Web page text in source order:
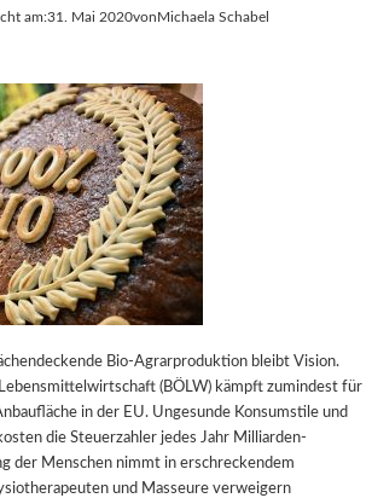
am:31. Mai 2020von Michaela Schabel
Bio-Agrarproduktion bleibt Vision.
(BÖLW) kämpft zumindest für
in der EU. Ungesunde Konsumstile und
die Steuerzahler jedes Jahr Milliarden-
der Menschen nimmt in erschreckendem
und Masseure verweigern